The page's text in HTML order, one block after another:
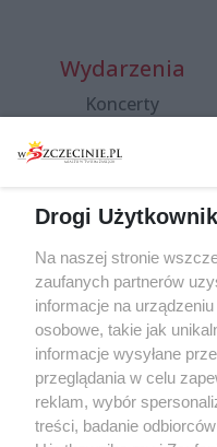
Wydarzenia
Koncerty
Spacery i oprowadzania
targi
Wernisaże
Więcej
Drogi
Na naszej stronie
zaufanych partnerów
informacje na
osobowe, takie jak
informacje wysyłane
przeglądania w celu
reklam, wybór
treści, badanie